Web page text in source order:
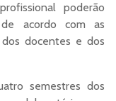
poderão
acordo com as
dos docentes e dos
semestres dos